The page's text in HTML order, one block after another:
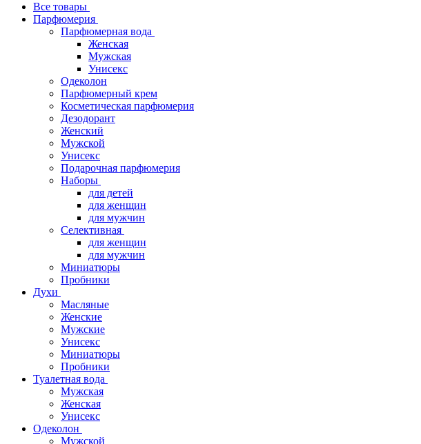
Все товары
Парфюмерия
Парфюмерная вода
Женская
Мужская
Унисекс
Одеколон
Парфюмерный крем
Косметическая парфюмерия
Дезодорант
Женский
Мужской
Унисекс
Подарочная парфюмерия
Наборы
для детей
для женщин
для мужчин
Селективная
для женщин
для мужчин
Миниатюры
Пробники
Духи
Масляные
Женские
Мужские
Унисекс
Миниатюры
Пробники
Туалетная вода
Мужская
Женская
Унисекс
Одеколон
Мужской